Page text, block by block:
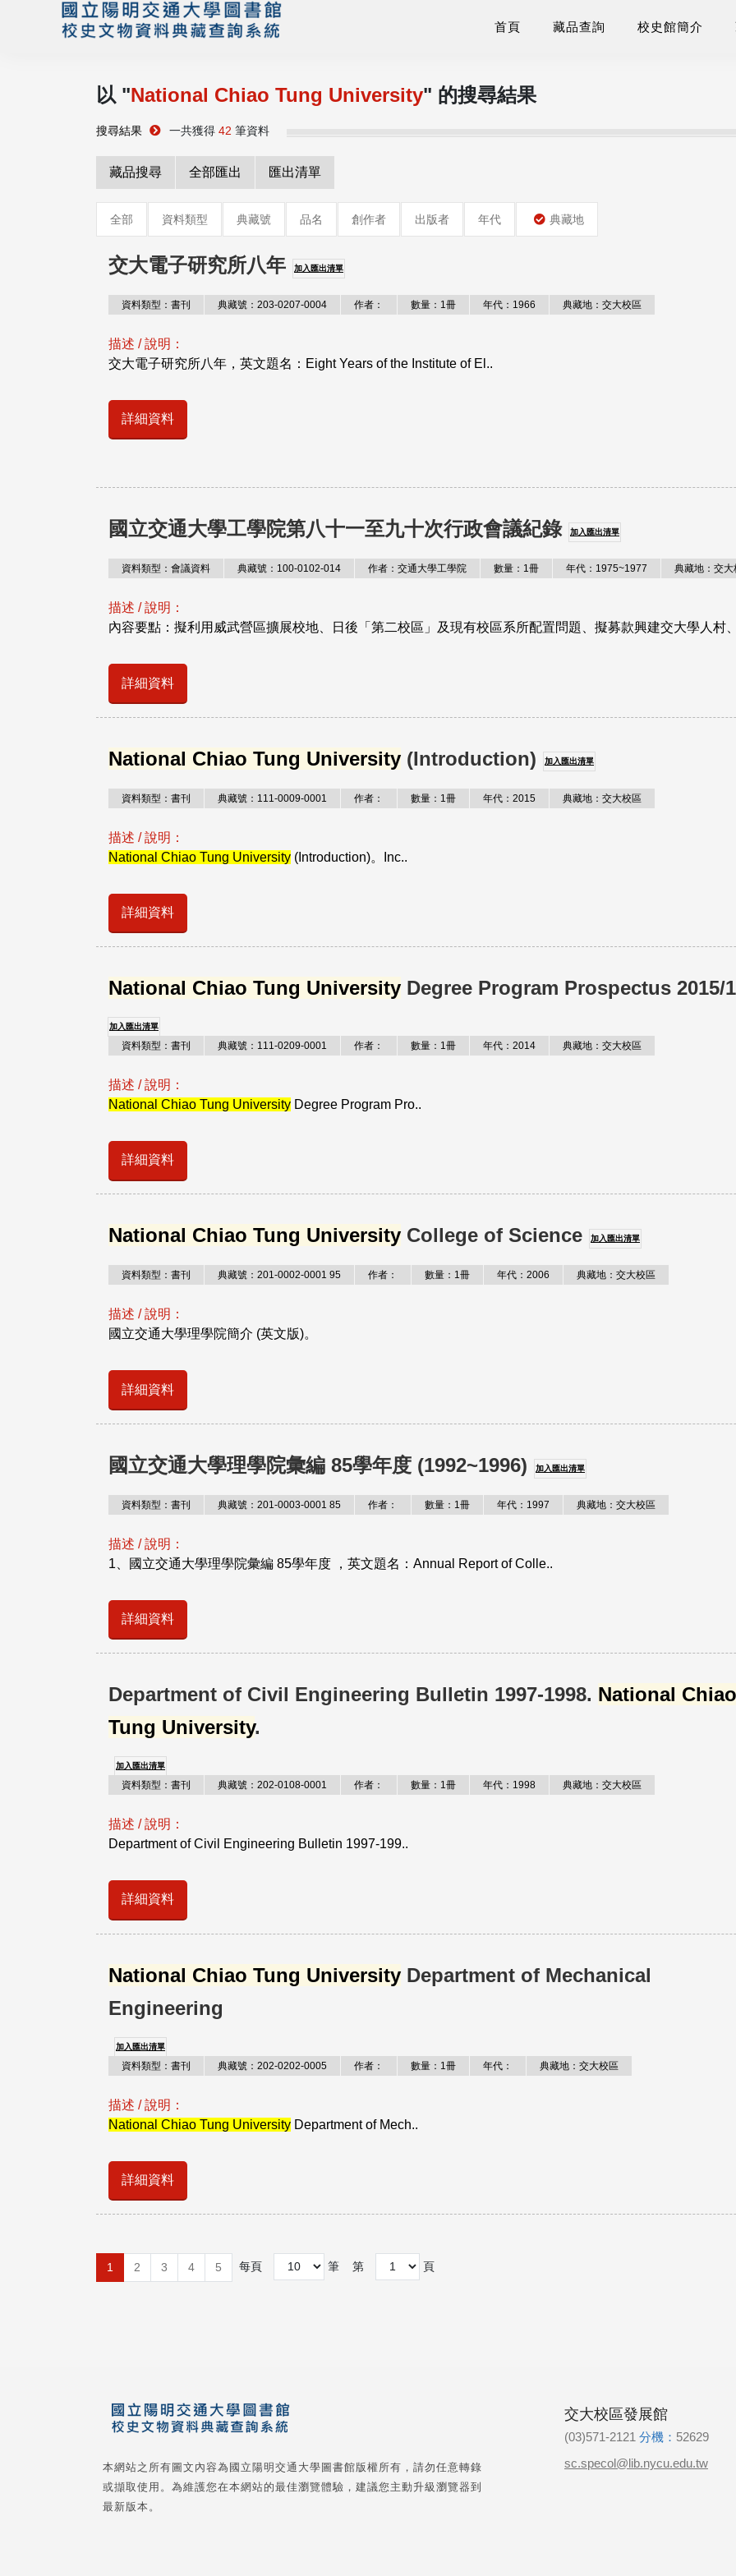
首頁 藏品查詢 校史館簡介
以 "National Chiao Tung University" 的搜尋結果
搜尋結果 一共獲得 42 筆資料
藏品搜尋 全部匯出 匯出清單
全部 資料類型 典藏號 品名 創作者 出版者 年代 典藏地
交大電子研究所八年 加入匯出清單
資料類型：書刊 典藏號：203-0207-0004 作者： 數量：1冊 年代：1966 典藏地：交大校區
描述 / 說明：
交大電子研究所八年，英文題名：Eight Years of the Institute of El..
詳細資料
國立交通大學工學院第八十一至九十次行政會議紀錄 加入匯出清單
資料類型：會議資料 典藏號：100-0102-014 作者：交通大學工學院 數量：1冊 年代：1975~1977 典藏地：交大
描述 / 說明：
內容要點：擬利用威武營區擴展校地、日後「第二校區」及現有校區系所配置問題、擬募款興建交大學人村
詳細資料
National Chiao Tung University (Introduction) 加入匯出清單
資料類型：書刊 典藏號：111-0009-0001 作者： 數量：1冊 年代：2015 典藏地：交大校區
描述 / 說明：
National Chiao Tung University (Introduction)。Inc..
詳細資料
National Chiao Tung University Degree Program Prospectus 2015/
加入匯出清單
資料類型：書刊 典藏號：111-0209-0001 作者： 數量：1冊 年代：2014 典藏地：交大校區
描述 / 說明：
National Chiao Tung University Degree Program Pro..
詳細資料
National Chiao Tung University College of Science 加入匯出清單
資料類型：書刊 典藏號：201-0002-0001 95 作者： 數量：1冊 年代：2006 典藏地：交大校區
描述 / 說明：
國立交通大學理學院簡介 (英文版)。
詳細資料
國立交通大學理學院彙編 85學年度 (1992~1996) 加入匯出清單
資料類型：書刊 典藏號：201-0003-0001 85 作者： 數量：1冊 年代：1997 典藏地：交大校區
描述 / 說明：
1、國立交通大學理學院彙編 85學年度 ，英文題名：Annual Report of Colle..
詳細資料
Department of Civil Engineering Bulletin 1997-1998. National Chiao
Tung University.
加入匯出清單
資料類型：書刊 典藏號：202-0108-0001 作者： 數量：1冊 年代：1998 典藏地：交大校區
描述 / 說明：
Department of Civil Engineering Bulletin 1997-199..
詳細資料
National Chiao Tung University Department of Mechanical
Engineering
加入匯出清單
資料類型：書刊 典藏號：202-0202-0005 作者： 數量：1冊 年代： 典藏地：交大校區
描述 / 說明：
National Chiao Tung University Department of Mech..
詳細資料
1 2 3 4 5 每頁 筆 第 頁
本網站之所有圖文內容為國立陽明交通大學圖書館版權所有，請勿任意轉錄
或擷取使用。為維護您在本網站的最佳瀏覽體驗，建議您主動升級瀏覽器到
最新版本。
交大校區發展館
(03)571-2121 分機： 52629
sc.specol@lib.nycu.edu.tw